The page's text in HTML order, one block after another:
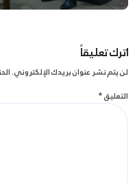
اترك تعليقاً
لن يتم نشر عنوان بريدك الإلكتروني.
التعليق*